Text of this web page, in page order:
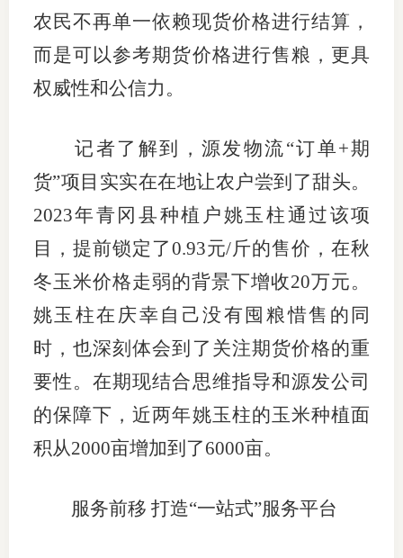
农民不再单一依赖现货价格进行结算，
而是可以参考期货价格进行售粮，更具
权威性和公信力。
记者了解到，源发物流“订单+期
货”项目实实在在地让农户尝到了甜头。
2023年青冈县种植户姚玉柱通过该项
目，提前锁定了0.93元/斤的售价，在秋
冬玉米价格走弱的背景下增收20万元。
姚玉柱在庆幸自己没有囤粮惜售的同
时，也深刻体会到了关注期货价格的重
要性。在期现结合思维指导和源发公司
的保障下，近两年姚玉柱的玉米种植面
积从2000亩增加到了6000亩。
服务前移 打造“一站式”服务平台